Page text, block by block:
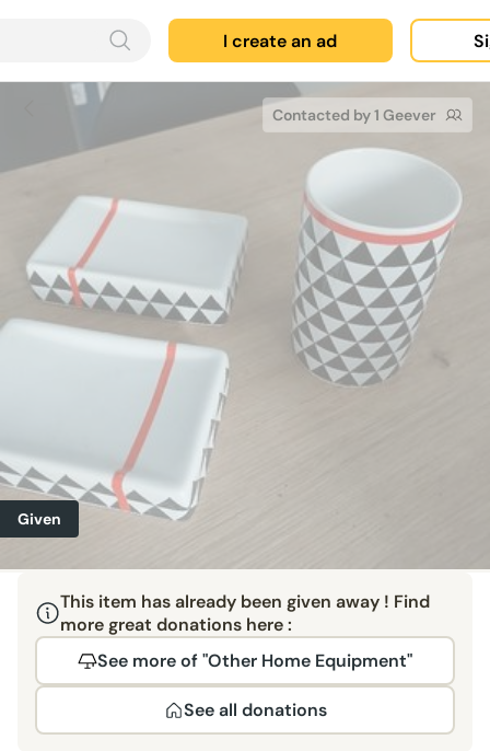
I create an ad
Contacted by 1 Geever
Given
This item has already been given away ! Find
more great donations here :
See more of "Other Home Equipment"
See all donations